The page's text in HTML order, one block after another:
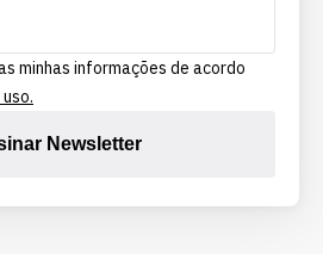
minhas informações de acordo
Newsletter